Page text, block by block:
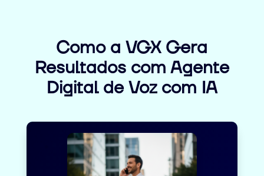
Como a VGX Gera
Resultados com Agente
Digital de Voz com IA